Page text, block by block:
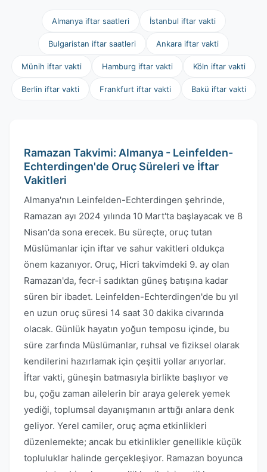
Almanya iftar saatleri İstanbul iftar vakti
Bulgaristan iftar saatleri Ankara iftar vakti
Münih iftar vakti Hamburg iftar vakti Köln iftar vakti
Berlin iftar vakti Frankfurt iftar vakti Bakü iftar vakti
Ramazan Takvimi: Almanya - Leinfelden-
Echterdingen'de Oruç Süreleri ve İftar
Vakitleri
Almanya'nın Leinfelden-Echterdingen şehrinde,
Ramazan ayı 2024 yılında 10 Mart'ta başlayacak ve 8
Nisan'da sona erecek. Bu süreçte, oruç tutan
Müslümanlar için iftar ve sahur vakitleri oldukça
önem kazanıyor. Oruç, Hicri takvimdeki 9. ay olan
Ramazan'da, fecr-i sadıktan güneş batışına kadar
süren bir ibadet. Leinfelden-Echterdingen'de bu yıl
en uzun oruç süresi 14 saat 30 dakika civarında
olacak. Günlük hayatın yoğun temposu içinde, bu
süre zarfında Müslümanlar, ruhsal ve fiziksel olarak
kendilerini hazırlamak için çeşitli yollar arıyorlar.
İftar vakti, güneşin batmasıyla birlikte başlıyor ve
bu, çoğu zaman ailelerin bir araya gelerek yemek
yediği, toplumsal dayanışmanın arttığı anlara denk
geliyor. Yerel camiler, oruç açma etkinlikleri
düzenlemekte; ancak bu etkinlikler genellikle küçük
topluluklar halinde gerçekleşiyor. Ramazan boyunca